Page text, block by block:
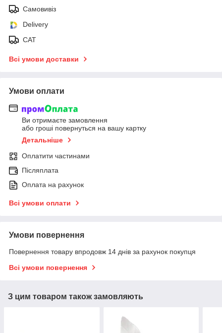
Самовивіз
Delivery
САТ
Всі умови доставки
Умови оплати
Ви отримаєте замовлення
або гроші повернуться на вашу картку
Детальніше
Оплатити частинами
Післяплата
Оплата на рахунок
Всі умови оплати
Умови повернення
Повернення товару впродовж 14 днів за рахунок покупця
Всі умови повернення
З цим товаром також замовляють